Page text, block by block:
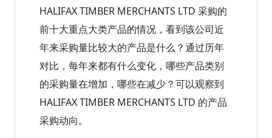
HALIFAX TIMBER MERCHANTS LTD 采购的
前十大重点大类产品的情况，看到该公司近
年来采购量比较大的产品是什么？通过历年
对比，每年来都有什么变化，哪些产品类别
的采购量在增加，哪些在减少？可以观察到
HALIFAX TIMBER MERCHANTS LTD 的产品
采购动向。